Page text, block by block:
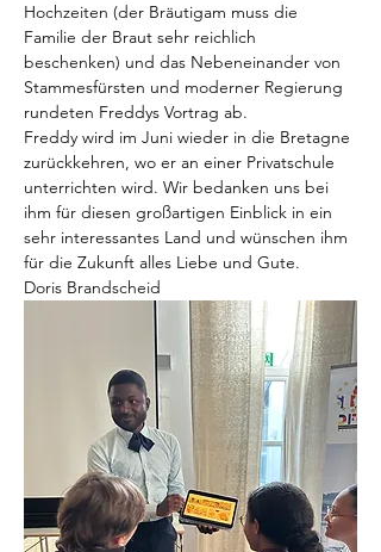
Hochzeiten (der Bräutigam muss die
Familie der Braut sehr reichlich
beschenken) und das Nebeneinander von
Stammesfürsten und moderner Regierung
rundeten Freddys Vortrag ab.
Freddy wird im Juni wieder in die Bretagne
zurückkehren, wo er an einer Privatschule
unterrichten wird. Wir bedanken uns bei
ihm für diesen großartigen Einblick in ein
sehr interessantes Land und wünschen ihm
für die Zukunft alles Liebe und Gute.
Doris Brandscheid